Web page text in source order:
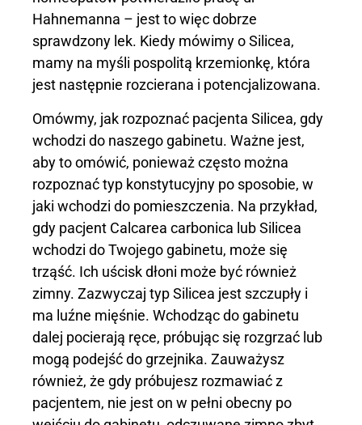
Hahnemanna – jest to więc dobrze
sprawdzony lek. Kiedy mówimy o Silicea,
mamy na myśli pospolitą krzemionkę, która
jest następnie rozcierana i potencjalizowana.
Omówmy, jak rozpoznać pacjenta Silicea, gdy
wchodzi do naszego gabinetu. Ważne jest,
aby to omówić, ponieważ często można
rozpoznać typ konstytucyjny po sposobie, w
jaki wchodzi do pomieszczenia. Na przykład,
gdy pacjent Calcarea carbonica lub Silicea
wchodzi do Twojego gabinetu, może się
trząść. Ich uścisk dłoni może być również
zimny. Zazwyczaj typ Silicea jest szczupły i
ma luźne mięśnie. Wchodząc do gabinetu
dalej pocierają ręce, próbując się rozgrzać lub
mogą podejść do grzejnika. Zauważysz
również, że gdy próbujesz rozmawiać z
pacjentem, nie jest on w pełni obecny po